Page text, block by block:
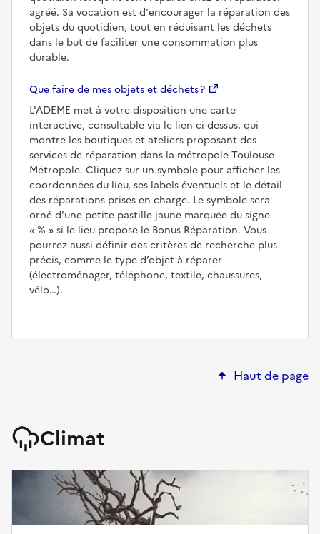
agréé. Sa vocation est d'encourager la réparation des
objets du quotidien, tout en réduisant les déchets
dans le but de faciliter une consommation plus
durable.
Que faire de mes objets et déchets ?
L'ADEME met à votre disposition une carte
interactive, consultable via le lien ci-dessus, qui
montre les boutiques et ateliers proposant des
services de réparation dans la métropole Toulouse
Métropole. Cliquez sur un symbole pour afficher les
coordonnées du lieu, ses labels éventuels et le détail
des réparations prises en charge. Le symbole sera
orné d'une petite pastille jaune marquée du signe
%
si le lieu propose le Bonus Réparation. Vous
pourrez aussi définir des critères de recherche plus
précis, comme le type d’objet à réparer
(électroménager, téléphone, textile, chaussures,
vélo…).
Haut de page
Climat